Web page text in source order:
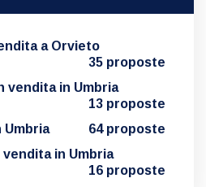
a Orvieto
35 proposte
vendita in Umbria
13 proposte
Umbria
64 proposte
in Umbria
16 proposte